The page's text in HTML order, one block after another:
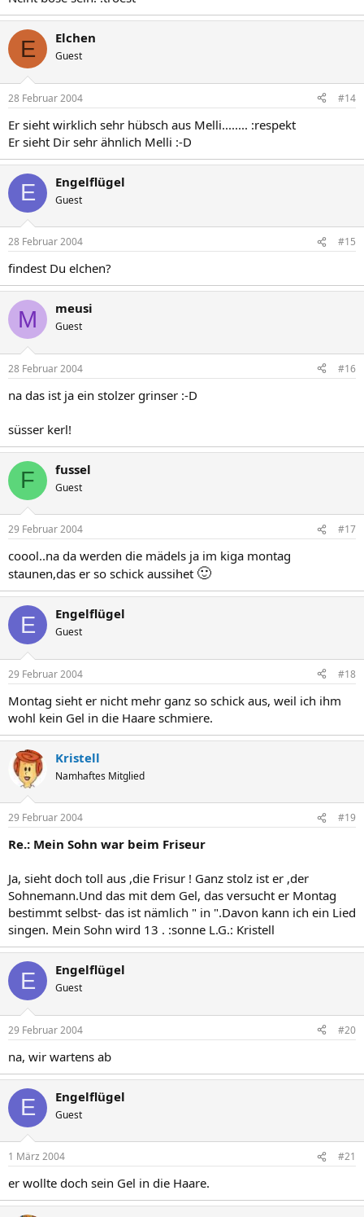
E Elchen
Guest
28 Februar 2004 #14
Er sieht wirklich sehr hübsch aus Melli........ :respekt
Er sieht Dir sehr ähnlich Melli :-D
E Engelflügel
Guest
28 Februar 2004 #15
findest Du elchen?
M meusi
Guest
28 Februar 2004 #16
na das ist ja ein stolzer grinser :-D
süsser kerl!
F fussel
Guest
29 Februar 2004 #17
coool..na da werden die mädels ja im kiga montag
staunen,das er so schick aussihet 🙂
E Engelflügel
Guest
29 Februar 2004 #18
Montag sieht er nicht mehr ganz so schick aus, weil ich ihm
wohl kein Gel in die Haare schmiere.
Kristell
Namhaftes Mitglied
29 Februar 2004 #19
Re.: Mein Sohn war beim Friseur
Ja, sieht doch toll aus ,die Frisur ! Ganz stolz ist er ,der
Sohnemann.Und das mit dem Gel, das versucht er Montag
bestimmt selbst- das ist nämlich " in ".Davon kann ich ein Lied
singen. Mein Sohn wird 13 . :sonne L.G.: Kristell
E Engelflügel
Guest
29 Februar 2004 #20
na, wir wartens ab
E Engelflügel
Guest
1 März 2004 #21
er wollte doch sein Gel in die Haare.